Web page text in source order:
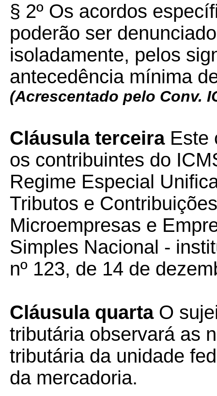
§ 2º Os acordos
poderão ser
isoladamente, pelos
antecedência mínima
(Acrescentado pelo Conv.
Cláusula terceiraEste
os contribuintes do
Regime Especial
Tributos e
Microempresas e
Simples Nacional -
nº 123, de 14 de
Cláusula quarta O
tributária observará as
tributária da unidade
da mercadoria.